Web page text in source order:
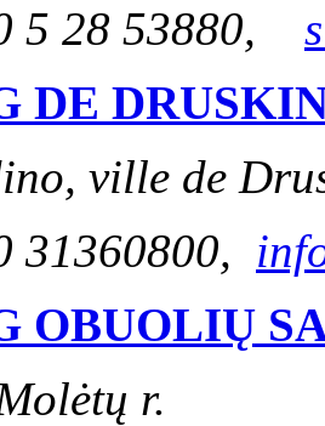
5 28 53880,
DE
ville de
31360800,
OBUOLIŲ
r.